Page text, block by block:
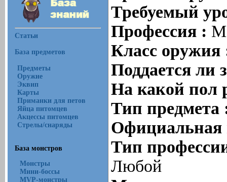
Статьи
База предметов
Предметы
Оружие
Эквип
Карты
Приманки для петов
Яйца питомцев
Акцессы питомцев
Стрелы/снаряды
База монстров
Монстры
Мини-боссы
MVP-монстры
Требуемый
Профессия :
Класс
Поддается ли
На какой пол
Тип
Тип
Любой